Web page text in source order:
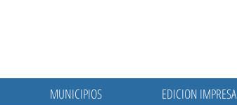
MUNICIPIOS EDICION IMPRESA